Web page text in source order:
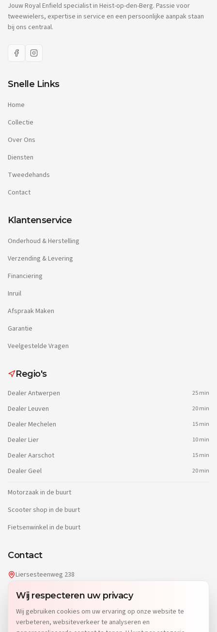
Wij respecteren uw privacy
Wij gebruiken cookies om uw ervaring op onze website te
verbeteren, websiteverkeer te analyseren en
Jouw Royal Enfield specialist in Heist-op-den-Berg. Passie voor
tweewielers, expertise in service en een persoonlijke aanpak staan
bij ons centraal.
Snelle Links
Home
Collectie
Over Ons
Diensten
Tweedehands
Contact
Klantenservice
Onderhoud & Herstelling
Verzending & Levering
Financiering
Inruil
Afspraak Maken
Garantie
Veelgestelde Vragen
Regio's
DealerAntwerpen 25 min
DealerLeuven 20 min
DealerMechelen 15 min
DealerLier 10 min
DealerAarschot 15 min
Dealer Geel 20 min
Motorzaak in de buurt
Scooter shop in de buurt
Fietsenwinkel in de buurt
Contact
Liersesteenweg 238
2220 Heist-op-den-Berg
info@dgwheels.be
014 96 04 32